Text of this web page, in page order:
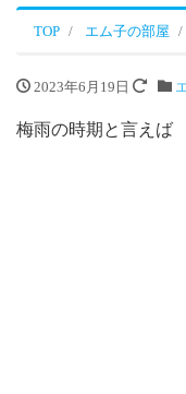
TOP エム子の部屋
2023年6月19日
梅雨の時期と言えば